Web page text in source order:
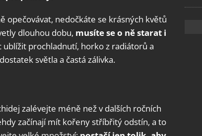
nedočkáte se krásných květů
dlouhou dobu, musíte se o ně starat i
prochladnutí, horko z radiátorů a
světla a častá zálivka.
zalévejte méně než v dalších ročních
začínají mít kořeny stříbřitý odstín, a to